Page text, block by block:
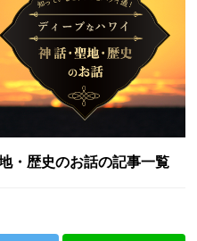
・歴史のお話の記事一覧